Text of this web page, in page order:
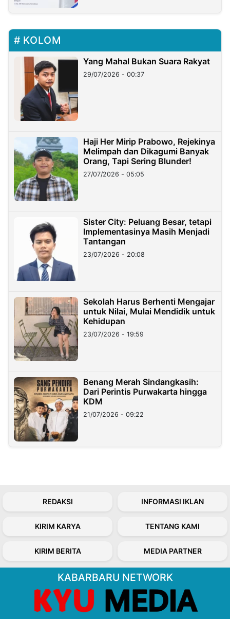
KOLOM
Yang Mahal Bukan Suara Rakyat
29/07/2026 - 00:37
Haji Her Mirip Prabowo, Rejekinya
Melimpah dan Dikagumi Banyak
Orang, Tapi Sering Blunder!
27/07/2026 - 05:05
Sister City: Peluang Besar, tetapi
Implementasinya Masih Menjadi
Tantangan
23/07/2026 - 20:08
Sekolah Harus Berhenti Mengajar
untuk Nilai, Mulai Mendidik untuk
Kehidupan
23/07/2026 - 19:59
Benang Merah Sindangkasih:
Dari Perintis Purwakarta hingga
KDM
21/07/2026 - 09:22
REDAKSI INFORMASI IKLAN
KIRIM KARYA TENTANG KAMI
KIRIM BERITA MEDIA PARTNER
KABARBARU NETWORK